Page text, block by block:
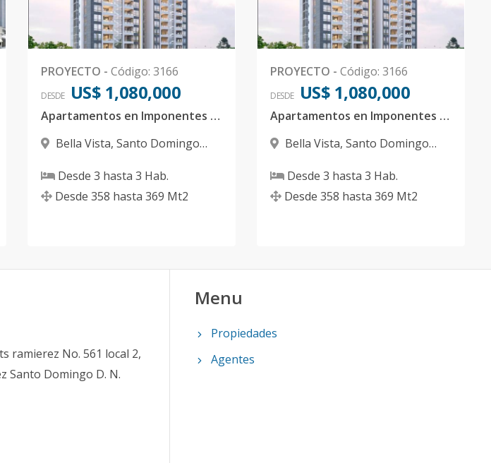
PROYECTO - Código: 3166
DESDE US$ 1,080,000
Apartamentos en Imponentes Torres Residenciales en la Exclusiva Av. Anacaona
Bella Vista, Santo Domingo
Desde 3 hasta 3 Hab.
Desde 358 hasta 369 Mt2
PROYECTO - Código: 3166
DESDE US$ 1,080,000
Apartamentos en Imponentes Torres Residenciales en la Exclusiva Av. Anacaona
Bella Vista, Santo Domingo
Desde 3 hasta 3 Hab.
Desde 358 hasta 369 Mt2
ramierez No. 561 local 2,
Santo Domingo D. N.
Menu
Propiedades
Agentes